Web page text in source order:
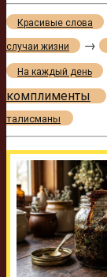
Красивые слова
случаи жизни →
На каждый день
комплименты
талисманы